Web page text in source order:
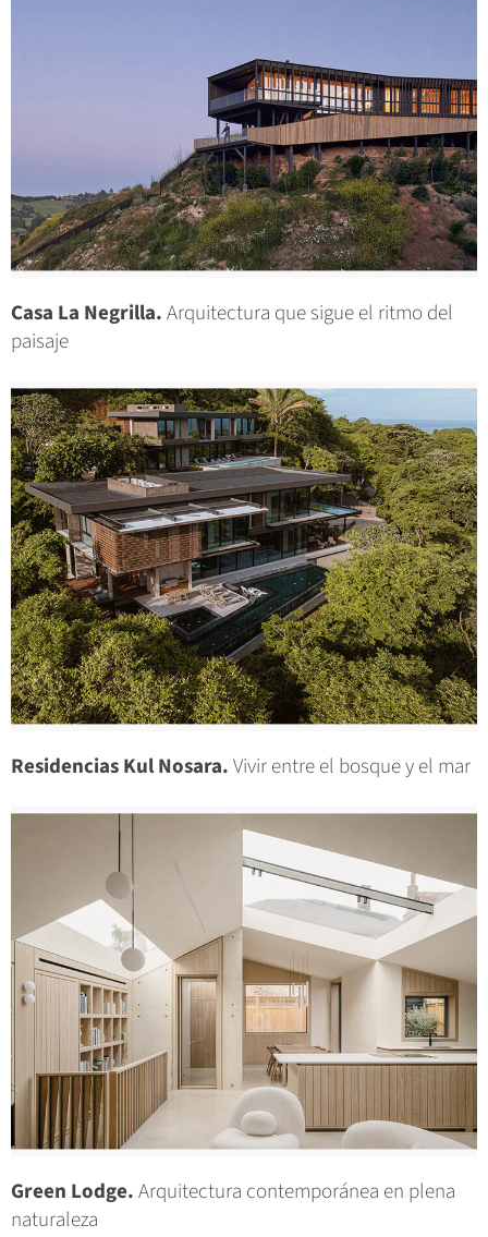
Casa La Negrilla.Arquitectura que sigue el ritmo del
paisaje
Residencias Kul Nosara.Vivir entre el bosque y el mar
Green Lodge.Arquitectura contemporánea en plena
naturaleza